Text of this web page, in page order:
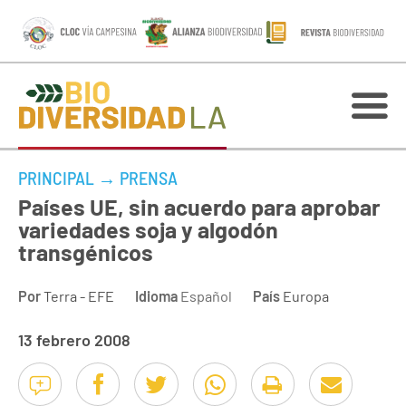
PRINCIPAL → PRENSA
Países UE, sin acuerdo para aprobar
variedades soja y algodón
transgénicos
PorTerra - EFE Idioma Español País Europa
13 febrero 2008